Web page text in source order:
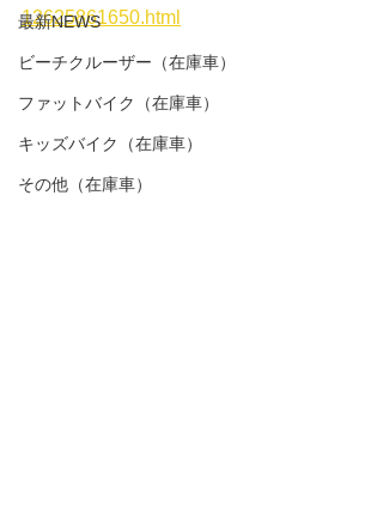
最新NEWS
ビーチクルーザー（在庫車）
ファットバイク（在庫車）
キッズバイク（在庫車）
その他（在庫車）
12625861650.html